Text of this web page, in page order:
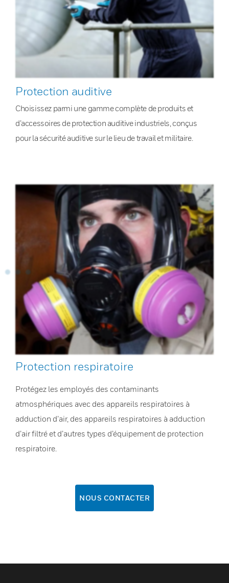
Protection auditive
Choisissez parmi une gamme complète de produits et
d’accessoires de protection auditive industriels, conçus
pour la sécurité auditive sur le lieu de travail et militaire.
Protection respiratoire
Protégez les employés des contaminants
atmosphériques avec des appareils respiratoires à
adduction d’air, des appareils respiratoires à adduction
d’air filtré et d’autres types d’équipement de protection
respiratoire.
NOUS CONTACTER